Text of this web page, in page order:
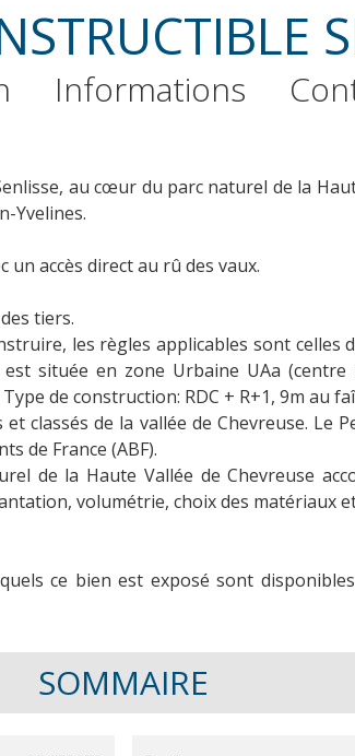
Informations
au cœur du parc naturel de la
Yvelines.
accès direct au rû des vaux.
tiers.
les règles applicables sont celles
située en zone Urbaine UAa
de construction: RDC + R+1, 9m au
classés de la vallée de Chevreuse. Le
de France (ABF).
de la Haute Vallée de Chevreuse
volumétrie, choix des matériaux
ce bien est exposé sont
SOMMAIRE